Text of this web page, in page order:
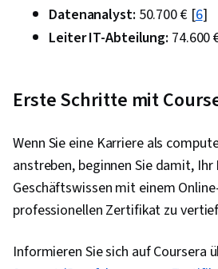
Datenanalyst: 50.700 € [6]
Leiter IT-Abteilung: 74.600
Erste Schritte mit
Wenn Sie eine Karriere als
anstreben, beginnen Sie damit, Ihr
Geschäftswissen mit einem
professionellen Zertifikat zu
Informieren Sie sich auf Coursera